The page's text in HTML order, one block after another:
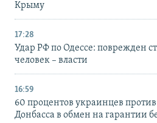
Крыму
17:28
Удар РФ по Одессе: поврежден
человек – власти
16:59
60 процентов украинцев
Донбасса в обмен на гарантии